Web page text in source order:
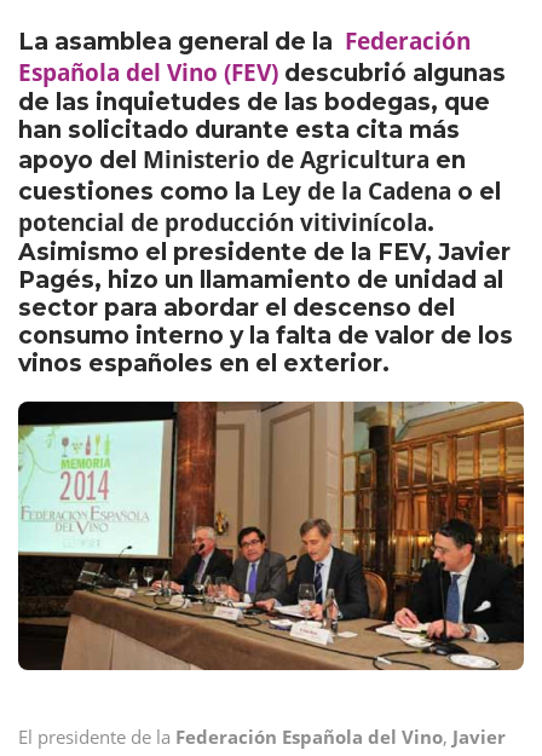
La asamblea general de la Federación
Española del Vino (FEV) descubrió algunas
de las inquietudes de las bodegas, que
han solicitado durante esta cita más
apoyo del Ministerio de Agricultura en
cuestiones como la Ley de la Cadena o el
potencial de producción vitivinícola.
Asimismo el presidente de la FEV, Javier
Pagés, hizo un llamamiento de unidad al
sector para abordar el descenso del
consumo interno y la falta de valor de los
vinos españoles en el exterior.
El presidente de la Federación Española del Vino, Javier